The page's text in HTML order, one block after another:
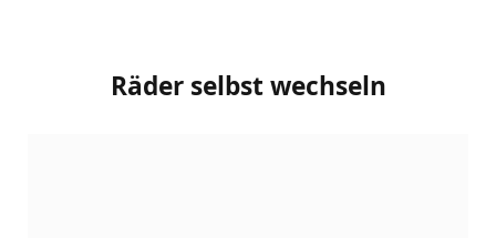
Räder selbst wechseln